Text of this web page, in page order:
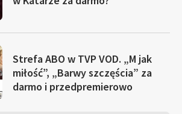
Strefa ABO w TVP VOD. „M jak
miłość”, „Barwy szczęścia” za
darmo i przedpremierowo